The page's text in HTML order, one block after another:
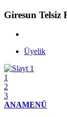
Giresun Telsiz
Üyelik
1
2
3
ANAMENÜ